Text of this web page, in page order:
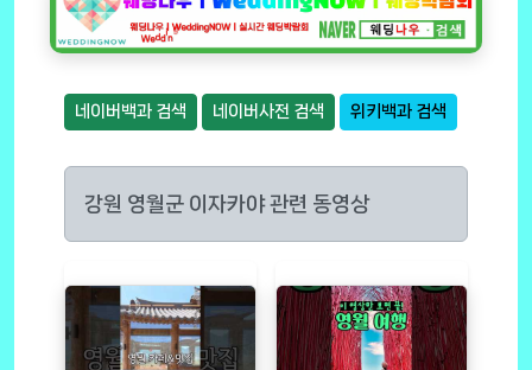
네이버백과 검색 네이버사전 검색 위키백과 검색
강원 영월군 이자카야 관련 동영상